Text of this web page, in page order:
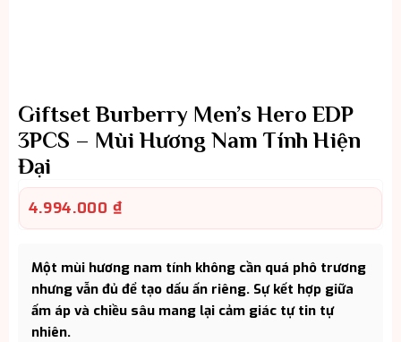
Giftset Burberry Men’s Hero EDP
3PCS – Mùi Hương Nam Tính Hiện
Đại
4.994.000 ₫
Một mùi hương nam tính không cần quá phô trương
nhưng vẫn đủ để tạo dấu ấn riêng. Sự kết hợp giữa
ấm áp và chiều sâu mang lại cảm giác tự tin tự
nhiên.